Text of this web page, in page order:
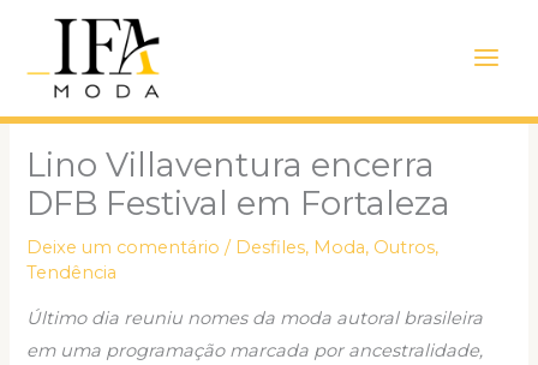
conteúdo
Menu
Lino Villaventura encerra
DFB Festival em Fortaleza
Deixe um comentário / Desfiles, Moda, Outros,
Tendência
Último dia reuniu nomes da moda autoral brasileira
em uma programação marcada por ancestralidade,